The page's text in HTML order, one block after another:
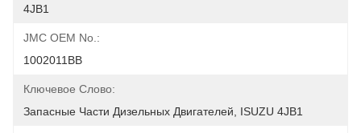
4JB1
JMC OEM No.:
1002011BB
Ключевое Слово:
Запасные Части Дизельных Двигателей, ISUZU 4JB1